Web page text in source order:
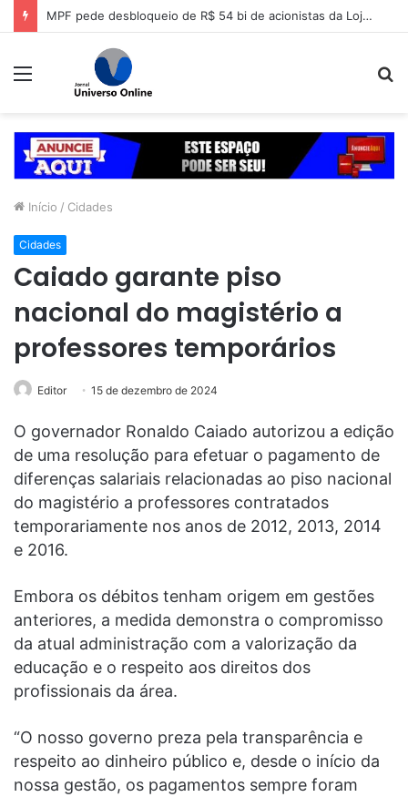
MPF pede desbloqueio de R$ 54 bi de acionistas da Lojas Americanas
Menu
Início / Cidades
Cidades
Caiado garante piso
nacional do magistério a
professores temporários
Editor 15 de dezembro de 2024
O governador Ronaldo Caiado autorizou a edição
de uma resolução para efetuar o pagamento de
diferenças salariais relacionadas ao piso nacional
do magistério a professores contratados
temporariamente nos anos de 2012, 2013, 2014
e 2016.
Embora os débitos tenham origem em gestões
anteriores, a medida demonstra o compromisso
da atual administração com a valorização da
educação e o respeito aos direitos dos
profissionais da área.
“O nosso governo preza pela transparência e
respeito ao dinheiro público e, desde o início da
nossa gestão, os pagamentos sempre foram